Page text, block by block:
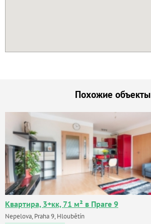
Похожие объекты
Квартира, 3+кк, 71 м² в Праге 9
Nepelova, Praha 9, Hloubětín